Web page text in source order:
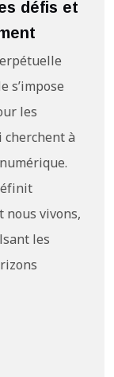
défis et
s’impose
les
à
nous vivons,
les